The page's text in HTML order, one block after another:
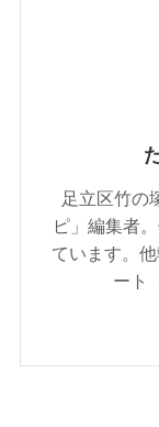
足立区竹の
ピ」編集者
ています。
ート